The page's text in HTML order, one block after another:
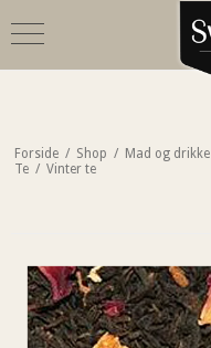
Forside / Shop / Mad og drikke
Te / Vinter te